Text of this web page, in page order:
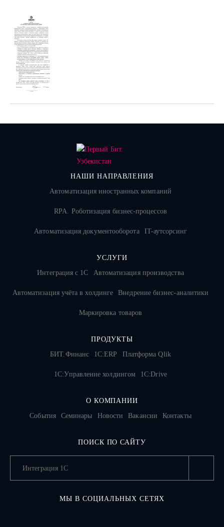
НАШИ НАПРАВЛЕНИЯ
Автоматизация иностранных компаний
RPA. Роботизация бизнес-процессов
Автоматизация документооборота IT-аутсорсинг
УСЛУГИ
Интеграция с 1С
Автоматизация производства
Автоматизация учёта в холдинге Внедрение бизнес-аналитики
Маркировка товаров
ПРОДУКТЫ
БИТ.Финанс
1С:ERP Платформа Qlik
1С:Управление холдингом 1C:Drive
О КОМПАНИИ
События
Семинары Новости Вакансии Контакты
ПОИСК ПО САЙТУ
МЫ В СОЦИАЛЬНЫХ СЕТЯХ